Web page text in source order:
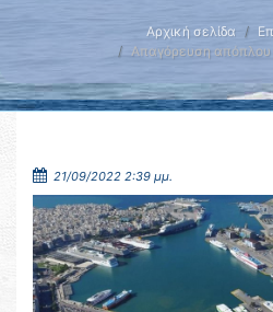
Αρχική σελίδα
Απαγόρευση
21/09/2022 2:39 μμ.